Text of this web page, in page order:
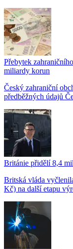
Přebytek
miliardy korun
Český zahraniční
předběžných údajů
Británie přidělí 8,4
Britská vláda
Kč) na další etapu